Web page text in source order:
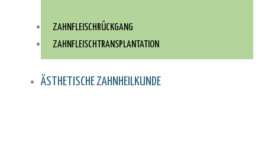
ZAHNFLEISCHRÜCKGANG
ZAHNFLEISCH­TRANSPLANTATION
ÄSTHETISCHE ZAHNHEILKUNDE